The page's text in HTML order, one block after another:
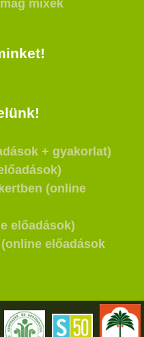
mixek
+ gyakorlat)
(online
előadások)
előadások